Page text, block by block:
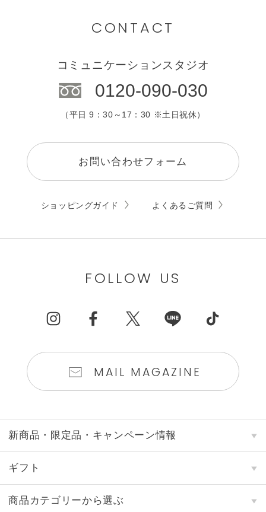
CONTACT
コミュニケーションスタジオ
0120-090-030
（平日 9：30～17：30 ※土日祝休）
お問い合わせフォーム
ショッピングガイド よくあるご質問
FOLLOW US
MAIL MAGAZINE
新商品・限定品・キャンペーン情報
ギフト
商品カテゴリーから選ぶ